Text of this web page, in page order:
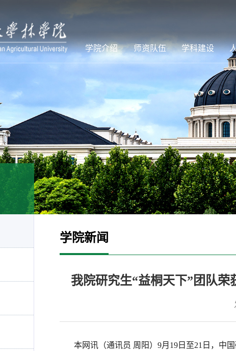
学院介绍 师资队伍 学科建设
学院新闻
我院研究生“益桐天下”团队
本网讯（通讯员 周阳）9月19日至21日，中国